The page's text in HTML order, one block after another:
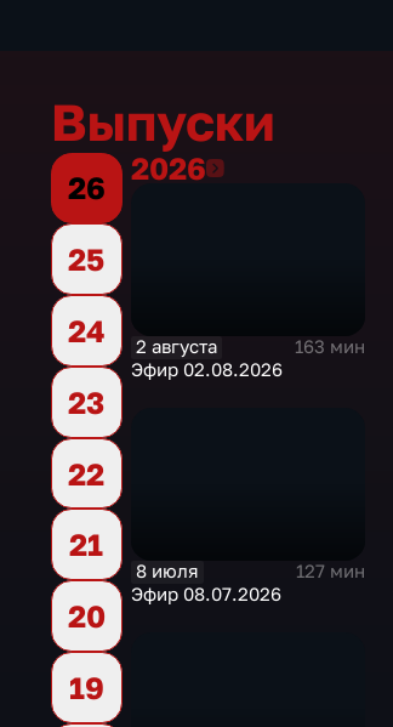
Выпуски
26
25
24
23
22
21
20
19
20262026
2 августа
163 мин
Эфир 02.08.2026
8 июля
127 мин
Эфир 08.07.2026